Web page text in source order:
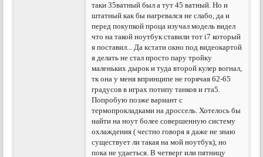
таки 35ватный был а тут 45 ватный. Но и
штатный как бы нагревался не слабо, да и
перед покупкой проца изучал модель видел
что на такой ноутбук ставили тот i7 который
я поставил... Да кстати окно под видеокартой
я делать не стал просто пару тройку
маленьких дырок и туда второй кулер вогнал,
тк она у меня впринципе не горячая 62-65
градусов в играх потипу танков и гта5.
Попробую позже вариант с
термопрокладками на дроссель. Хотелось бы
найти на ноут более совершенную систему
охлаждения ( честно говоря я даже не знаю
существует ли такая на мой ноутбук), но
пока не удаеться. В четверг или пятницу